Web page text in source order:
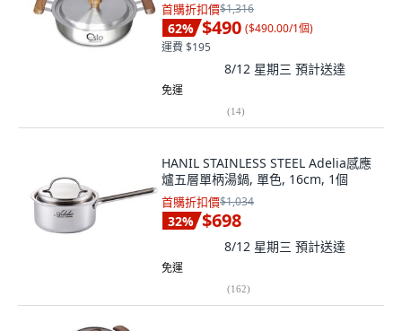
首購折扣價$1,316
62% $490 ($490.00/1個)
運費 $195
8/12 星期三 預計送達
免運
(14)
HANIL STAINLESS STEEL Adelia感應
爐五層單柄湯鍋, 單色, 16cm, 1個
首購折扣價$1,034
32% $698
8/12 星期三 預計送達
免運
(162)